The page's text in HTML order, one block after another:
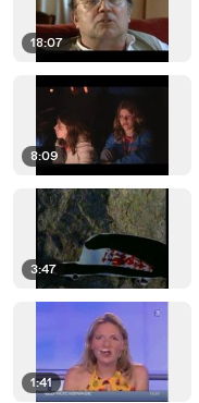
18:07
8:09
3:47
1:41